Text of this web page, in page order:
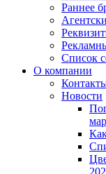
Раннее
Список
О компании
Новости